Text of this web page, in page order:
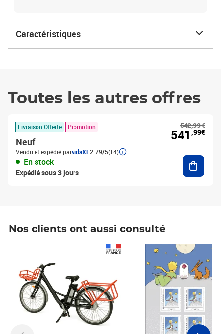
Caractéristiques
Toutes les autres offres
Livraison Offerte Promotion
Neuf
Vendu et expédié parvidaXL 2.79/5(14)
En stock
Expédié sous 3 jours
542,99 €
541 ,99€
Nos clients ont aussi consulté
Prix 7,50€